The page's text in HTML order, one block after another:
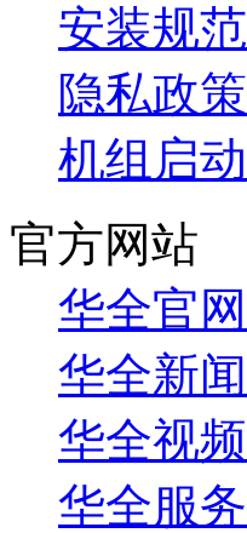
安装规范
隐私政策
机组启动
官方网站
华全官网
华全新闻
华全视频
华全服务